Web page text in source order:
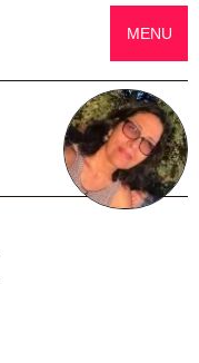
MENU